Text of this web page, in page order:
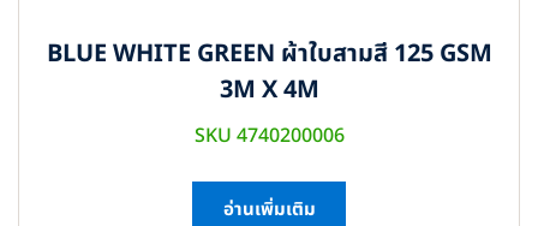
BLUE WHITE GREEN ผ้าใบสามสี 125 GSM
3M X 4M
SKU 4740200006
อ่านเพิ่มเติม